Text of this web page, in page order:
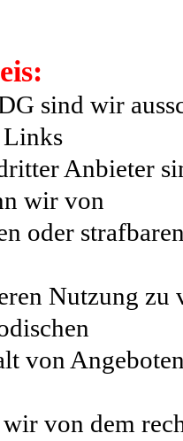
sind wir
Anbieter
wir von
oder
Nutzung
von
von dem